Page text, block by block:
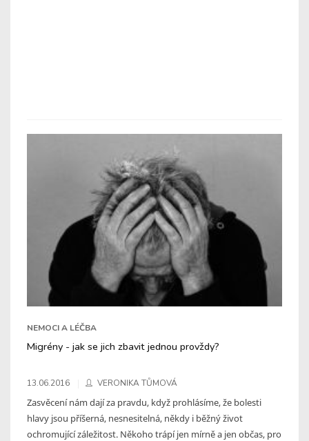
NEMOCI A LÉČBA
Migrény - jak se jich zbavit jednou provždy?
13.06.2016 VERONIKA TŮMOVÁ
Zasvěcení nám dají za pravdu, když prohlásíme, že bolesti
hlavy jsou příšerná, nesnesitelná, někdy i běžný život
ochromující záležitost. Někoho trápí jen mírně a jen občas, pro